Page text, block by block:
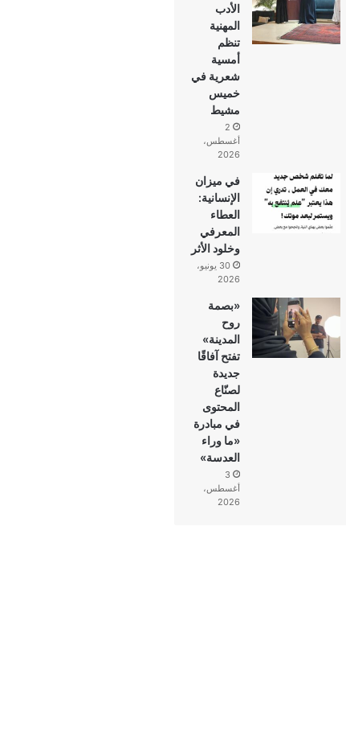
الأدب
المهنية
تنظم
أمسية
شعرية في
خميس
مشيط
2
أغسطس،
2026
في ميزان
الإنسانية:
العطاء
المعرفي
وخلود الأثر
30 يونيو،
2026
«بصمة
روح
المدينة»
تفتح آفاقًا
جديدة
لصنّاع
المحتوى
في مبادرة
«ما وراء
العدسة»
3
أغسطس،
2026